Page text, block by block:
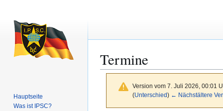
Termine
Version vom 7. Juli 2026, 00:01
(Unterschied) ← Nächstältere
Hauptseite
Was ist IPSC?